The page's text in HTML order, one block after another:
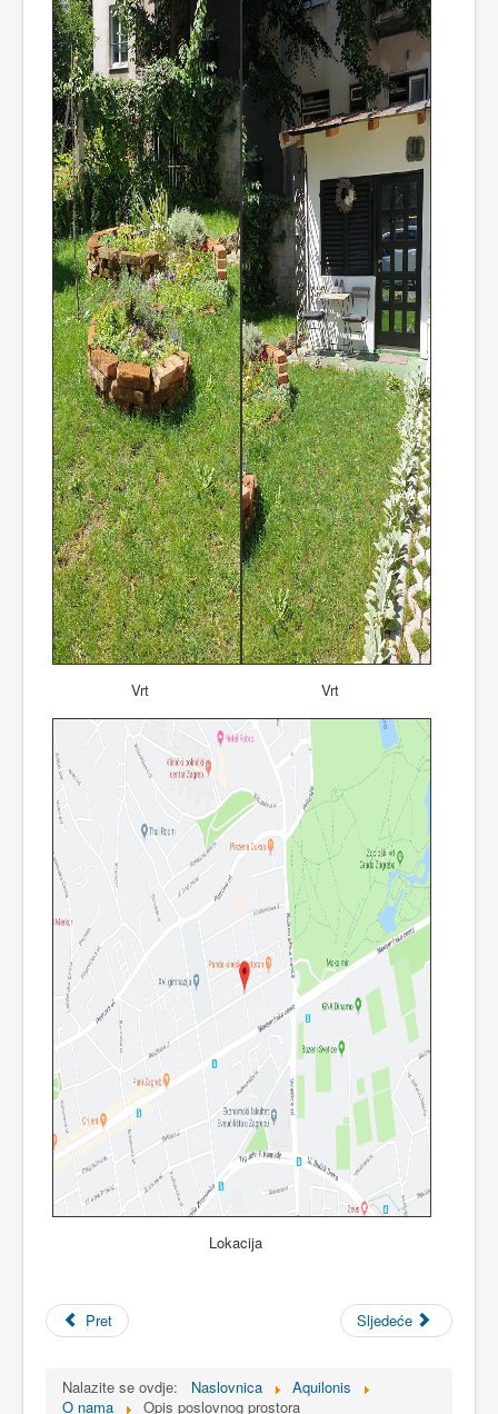
Vrt Vrt
Lokacija
Pret Sljedeće
Nalazite se ovdje: Naslovnica
Aquilonis
O nama
Opis poslovnog prostora